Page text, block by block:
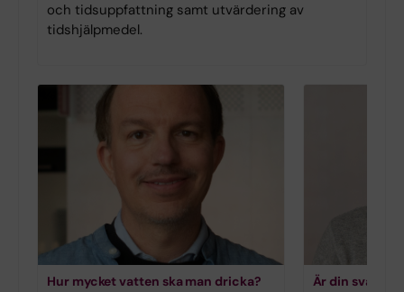
och tidsuppfattning samt utvärdering av
tidshjälpmedel.
Hur mycket vatten ska man dricka? Är din